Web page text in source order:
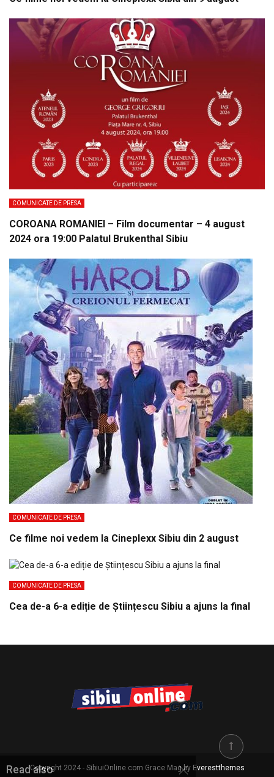
COMUNICATE DE PRESA
COROANA ROMANIEI – Film documentar – 4 august
2024 ora 19:00 Palatul Brukenthal Sibiu
COMUNICATE DE PRESA
Ce filme noi vedem la Cineplexx Sibiu din 2 august
COMUNICATE DE PRESA
Cea de-a 6-a ediție de Științescu Sibiu a ajuns la final
Copyright 2024 - SibiuiOnline.com Grace Mag by Everestthemes
Read also